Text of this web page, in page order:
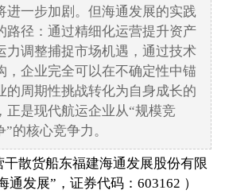
进一步加剧。但海通发展的实践
路径：通过精细化运营提升资产
力调整捕捉市场机遇，通过技术
，企业完全可以在不确定性中锚
的周期性挑战转化为自身成长的
正是现代航运企业从“规模竞
的核心竞争力。
干散货船东福建海通发展股份有限
通发展”，证券代码：603162 ）